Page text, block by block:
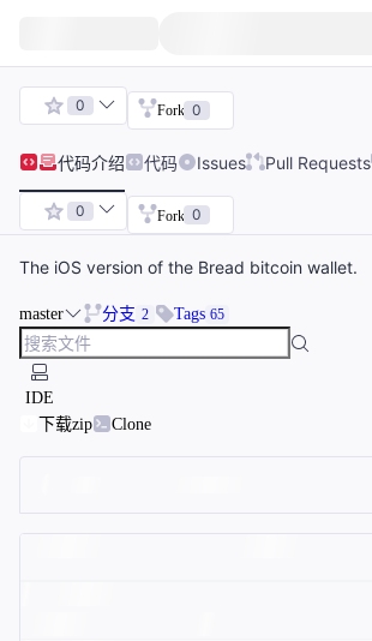
0 Fork 0
代码介绍 代码 Issues Pull Requests
0 Fork 0
The iOS version of the Bread bitcoin wallet.
master 分支 2 Tags 65
IDE
下载zip
Clone